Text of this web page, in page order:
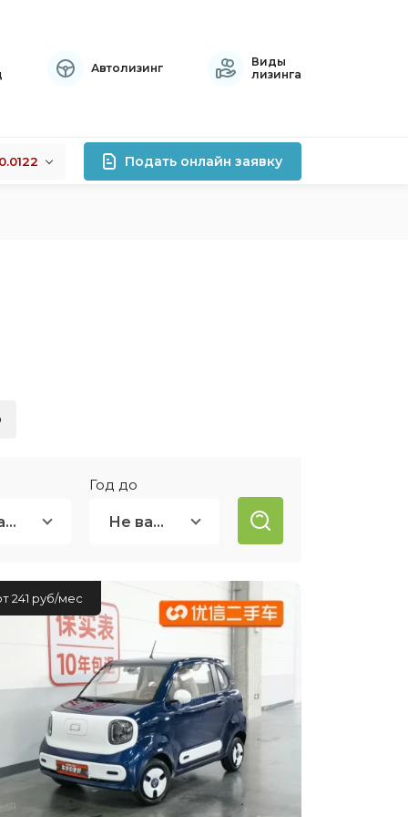
Автолизинг
Виды
лизинга
Подать онлайн заявку
Не важно
Год до
Не важно
241 руб/мес